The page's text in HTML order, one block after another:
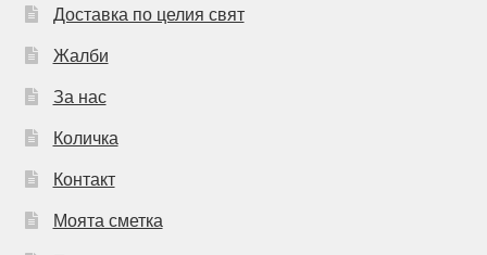
Доставка по целия свят
Жалби
За нас
Количка
Контакт
Моята сметка